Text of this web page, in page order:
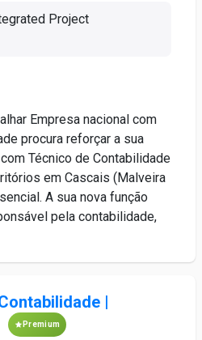
Project
Empresa nacional com
procura reforçar a sua
Técnico de Contabilidade
em Cascais (Malveira
A sua nova função
pela contabilidade,
|
Premium